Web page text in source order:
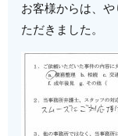
お客様からは、
ただきました。